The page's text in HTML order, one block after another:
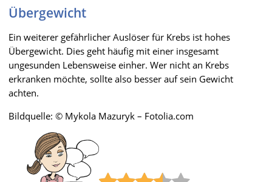
Übergewicht
Ein weiterer gefährlicher Auslöser für Krebs ist hohes
Übergewicht. Dies geht häufig mit einer insgesamt
ungesunden Lebensweise einher. Wer nicht an Krebs
erkranken möchte, sollte also besser auf sein Gewicht
achten.
Bildquelle: © Mykola Mazuryk – Fotolia.com